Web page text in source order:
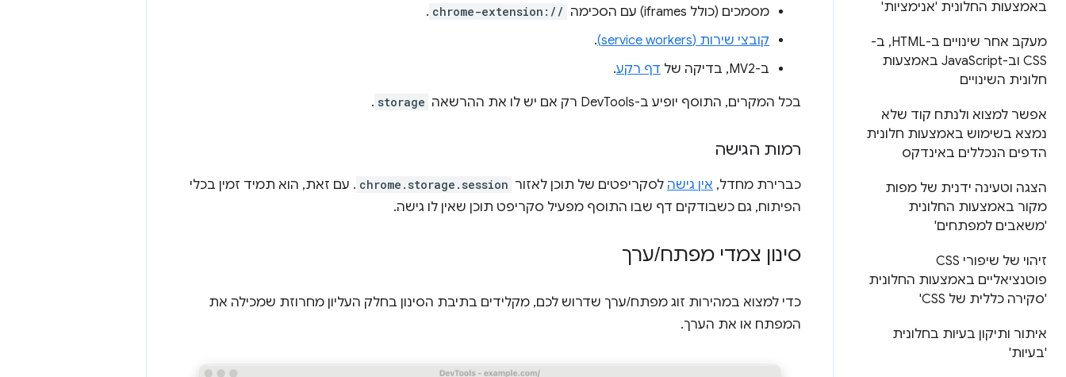
באמצעות החלונית 'אנימציות'
מעקב אחר שינויים ב-HTML , ב-
CSS וב-Java
Script באמצעות
חלונית השינויים
אפשר למצוא ולנתח קוד שלא
נמצא בשימוש באמצעות חלונית
הדפים הנכללים באינדקס
הצגה וטעינה ידנית של מפות
מקור באמצעות החלונית
'משאבים למפתחים'
זיהוי של שיפורי CSS
פוטנציאליים באמצעות החלונית
'סקירה כללית של CSS'
איתור ותיקון בעיות בחלונית
'בעיות'
מסמכים (כולל iframes) עם הסכימה
chrome-extension://
.
קובצי שירות (service workers)
.
ב-MV2, בדיקה של
דף רקע.
בכל המקרים, התוסף יופיע ב-DevTools רק אם יש לו את ההרשאה storage
.
רמות הגישה
כברירת מחדל, אין גישה לסקריפטים של תוכן לאזור chrome.storage.session . עם זאת, הוא תמיד זמין בכלי
הפיתוח, גם כשבודקים דף שבו התוסף מפעיל סקריפט תוכן שאין לו גישה.
סינון צמדי מפתח/ערך
כדי למצוא במהירות זוג מפתח/ערך שדרוש לכם, מקלידים בתיבת הסינון בחלק העליון מחרוזת שמכילה את
המפתח או את הערך.